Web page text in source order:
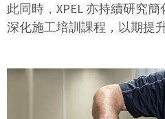
此同時，XPEL 亦持續研究簡
深化施工培訓課程，以期提